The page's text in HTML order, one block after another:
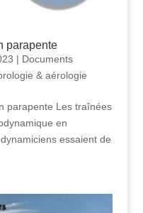
parapente
| Documents
& aérologie
parapente Les traînées
en
essaient de